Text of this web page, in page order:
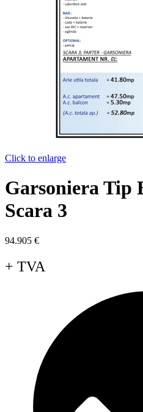
Click to enlarge
Garsoniera Tip
Scara 3
94.905 €
+ TVA